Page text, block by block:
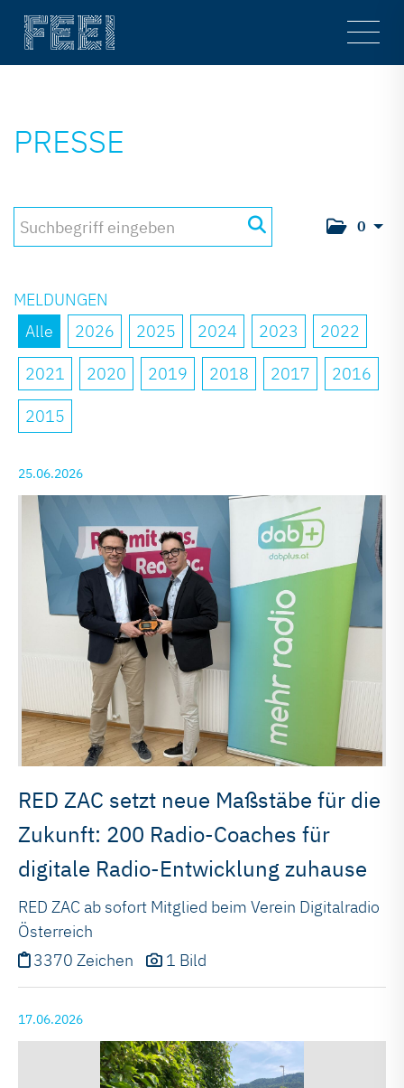
Main
PRESSE
0
MELDUNGEN
Alle
2026 2025 2024 2023 2022
2021 2020 2019 2018 2017 2016
2015
25.06.2026
RED ZAC setzt neue Maßstäbe für die
Zukunft: 200 Radio-Coaches für
digitale Radio-Entwicklung zuhause
RED ZAC ab sofort Mitglied beim Verein Digitalradio
Österreich
3370 Zeichen
1 Bild
17.06.2026